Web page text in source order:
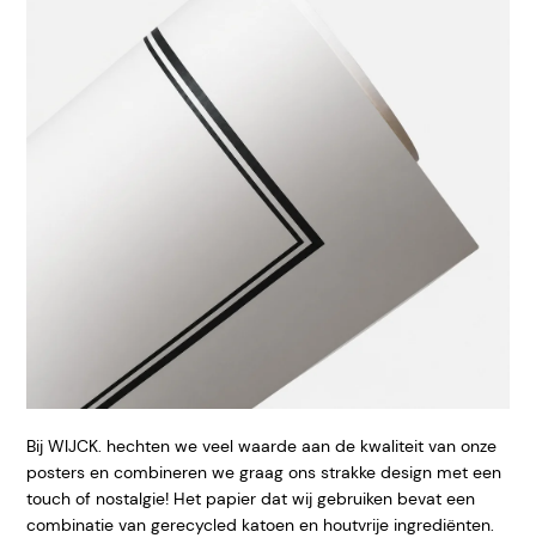
Bij WIJCK. hechten we veel waarde aan de kwaliteit van onze
posters en combineren we graag ons strakke design met een
touch of nostalgie! Het papier dat wij gebruiken bevat een
combinatie van gerecycled katoen en houtvrije ingrediënten.